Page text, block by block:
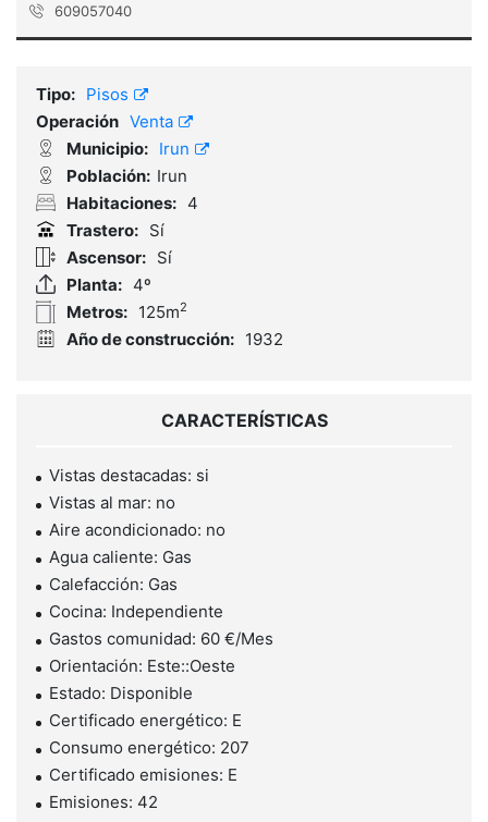
609057040
Tipo: Pisos
Operación Venta
Municipio: Irun
Población: Irun
Habitaciones: 4
Trastero: Sí
Ascensor: Sí
Planta: 4º
Metros: 125m2
Año de construcción: 1932
CARACTERÍSTICAS
Vistas destacadas: si
Vistas al mar: no
Aire acondicionado: no
Agua caliente: Gas
Calefacción: Gas
Cocina: Independiente
Gastos comunidad: 60 €/Mes
Orientación: Este::Oeste
Estado: Disponible
Certificado energético: E
Consumo energético: 207
Certificado emisiones: E
Emisiones: 42